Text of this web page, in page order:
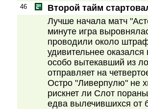
46
Второй тайм
Лучше начала матч
минуте игра
проводили около
удивительнее
особо вытекавший из
отправляет на
Остро "Ливерпулю" не
рискнет ли Слот
едва вылечившихся от